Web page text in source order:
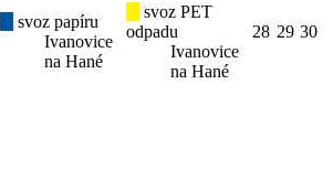
svoz papíru
Ivanovice
na Hané
svoz PET
odpadu
Ivanovice
na Hané
28 29 30